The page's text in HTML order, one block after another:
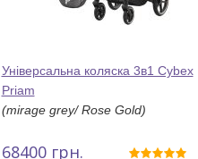
Універсальна коляска 3в1 Cybex
Priam
(mirage grey/ Rose Gold)
68400грн.